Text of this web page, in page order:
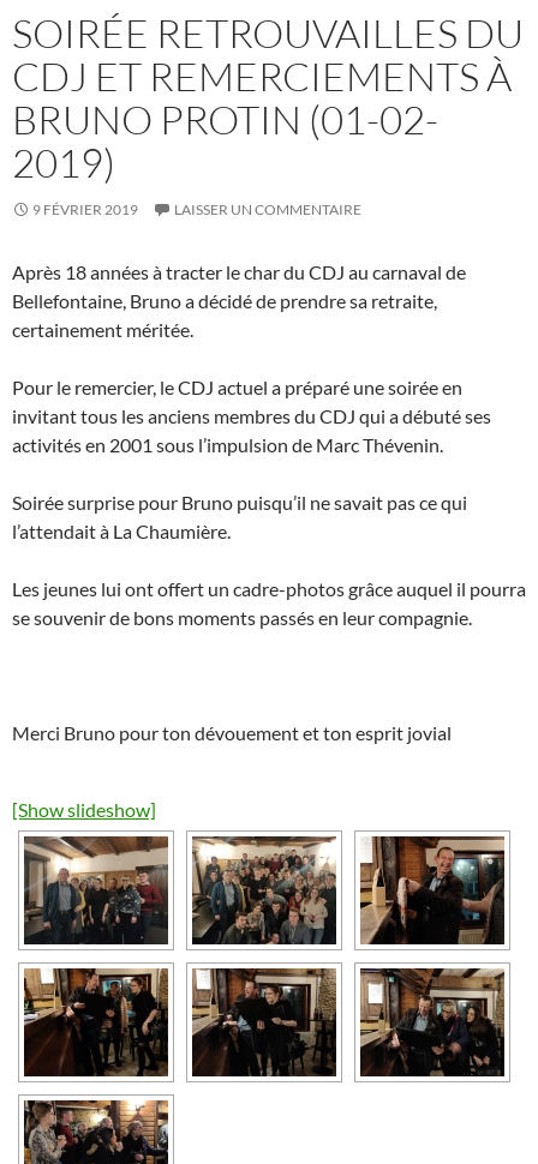
SOIRÉE RETROUVAILLES DU
CDJ ET REMERCIEMENTS À
BRUNO PROTIN (01-02-
2019)
9 FÉVRIER 2019 LAISSER UN COMMENTAIRE
Après 18 années à tracter le char du CDJ au carnaval de
Bellefontaine, Bruno a décidé de prendre sa retraite,
certainement méritée.
Pour le remercier, le CDJ actuel a préparé une soirée en
invitant tous les anciens membres du CDJ qui a débuté ses
activités en 2001 sous l’impulsion de Marc Thévenin.
Soirée surprise pour Bruno puisqu’il ne savait pas ce qui
l’attendait à La Chaumière.
Les jeunes lui ont offert un cadre-photos grâce auquel il pourra
se souvenir de bons moments passés en leur compagnie.
Merci Bruno pour ton dévouement et ton esprit jovial
[Show slideshow]